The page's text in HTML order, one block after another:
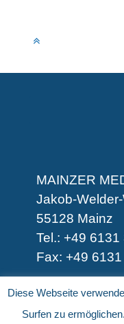
MAINZER
Jakob-
55128 Mainz
Tel.: +49
Fax: +49
Diese Webseite
Surfen zu ermöglichen.